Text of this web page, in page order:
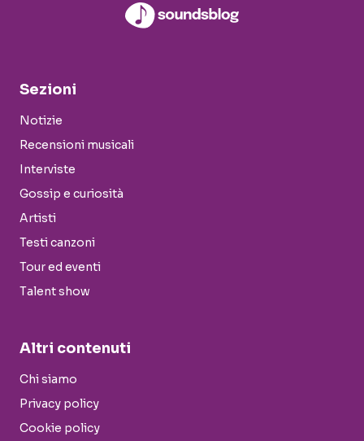
Sezioni
Notizie
Recensioni musicali
Interviste
Gossip e curiosità
Artisti
Testi canzoni
Tour ed eventi
Talent show
Altri contenuti
Chi siamo
Privacy policy
Cookie policy